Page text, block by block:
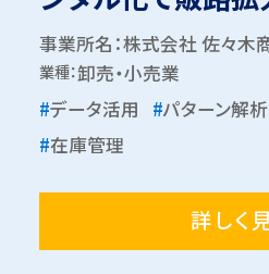
事業所名：株式会社 佐々木
業種：卸売・小売業
#データ活用 #パターン解析
#在庫管理
詳しく